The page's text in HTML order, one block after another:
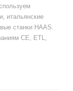
итальянские
станки HAAS.
CE, ETL,